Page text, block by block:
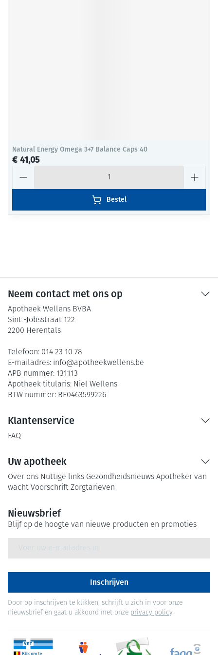
Natural Energy Omega 3+7 Balance Caps 40
€ 41,05
Bestel
Neem contact met ons op
Apotheek Wellens BVBA
Sint -Jobsstraat 122
2200 Herentals
Telefoon: 014 23 10 78
E-mailadres: info@apotheekwellens.be
APB nummer: 131113
Apotheek titularis: Niel Wellens
BTW nummer: BE0463599226
Klantenservice
FAQ
Uw apotheek
Over ons Nuttige links Gezondheidsnieuws Apotheker van
wacht Voorschrift Zorgtarieven
Nieuwsbrief
Blijf op de hoogte van nieuwe producten en promoties
Inschrijven
Door op inschrijven te klikken, schrijft u zich in voor onze
nieuwsbrief en gaat u akkoord met onze privacy policy.